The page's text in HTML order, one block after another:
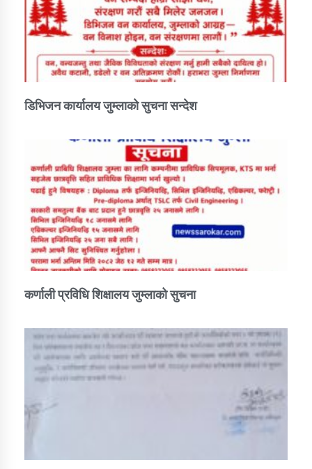
डिभिजन कार्यालय जुम्लाको सुचना सन्देश
कर्णाली प्रविधि शिक्षालय जुम्लाको सुचना